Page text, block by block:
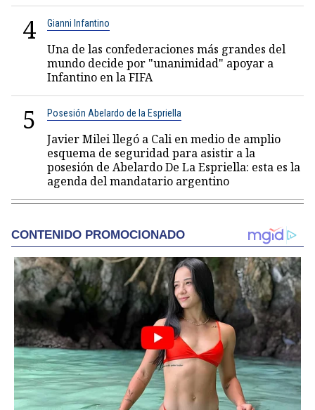
4 Gianni Infantino
Una de las confederaciones más grandes del
mundo decide por "unanimidad" apoyar a
Infantino en la FIFA
5 Posesión Abelardo de la Espriella
Javier Milei llegó a Cali en medio de amplio
esquema de seguridad para asistir a la
posesión de Abelardo De La Espriella: esta es la
agenda del mandatario argentino